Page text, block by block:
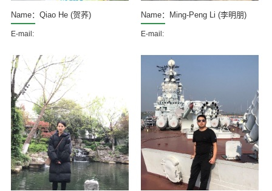
Name：Qiao He (贺荞)
E-mail:
Name：Ming-Peng Li (李明朋)
E-mail: